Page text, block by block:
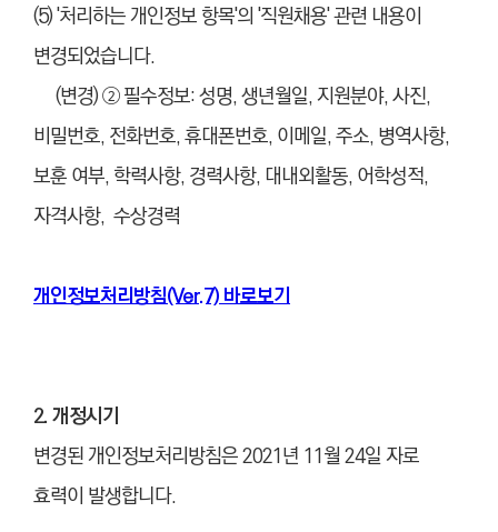
(5) '처리하는 개인정보 항목'의'직원채용' 관련 내용이
변경되었습니다.
(변경) ②필수정보: 성명, 생년월일, 지원분야, 사진,
비밀번호, 전화번호, 휴대폰번호, 이메일, 주소,병역사항,
보훈 여부, 학력사항, 경력사항, 대내외활동, 어학성적,
자격사항, 수상경력
개인정보처리방침(Ver.7) 바로보기
2. 개정시기
변경된 개인정보처리방침은 2021년 11월 24일 자로
효력이 발생합니다.